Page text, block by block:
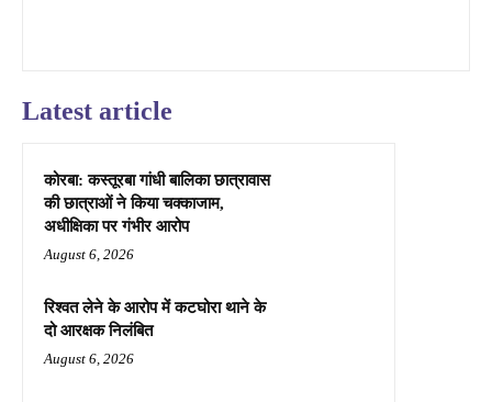
Latest article
कोरबा: कस्तूरबा गांधी बालिका छात्रावास
की छात्राओं ने किया चक्काजाम,
अधीक्षिका पर गंभीर आरोप
August 6, 2026
रिश्वत लेने के आरोप में कटघोरा थाने के
दो आरक्षक निलंबित
August 6, 2026